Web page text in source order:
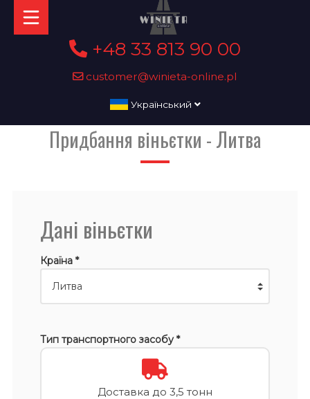
+48 33 813 90 00
customer@winieta-online.pl
Український
Придбання віньєтки - Литва
Дані віньєтки
Країна *
Тип транспортного засобу *
Доставка до 3,5 тонн